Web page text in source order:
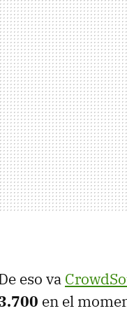
eso va
en el